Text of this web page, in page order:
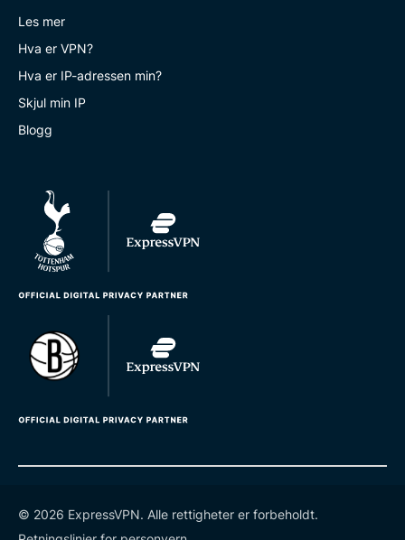
Les mer
Hva er VPN?
Hva er IP-adressen min?
Skjul min IP
Blogg
© 2026 ExpressVPN. Alle rettigheter er forbeholdt.